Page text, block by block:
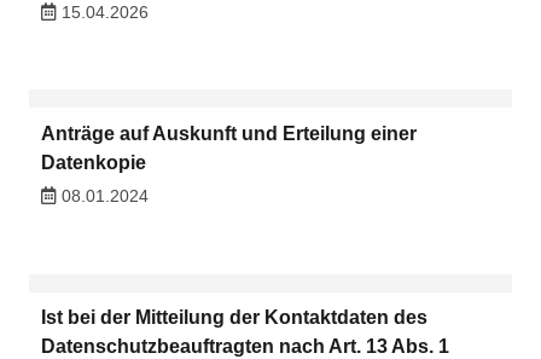
15.04.2026
Anträge auf Auskunft und Erteilung einer
Datenkopie
08.01.2024
Ist bei der Mitteilung der Kontaktdaten des
Datenschutzbeauftragten nach Art. 13 Abs. 1